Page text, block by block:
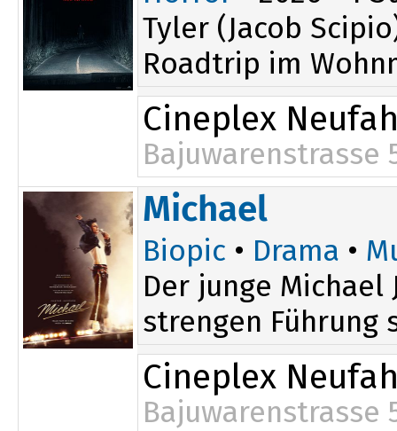
Tyler (Jacob
Roadtrip im
Cineplex
Bajuwarenstrasse
Michael
Biopic • Drama •
Der junge
strengen Führung
Cineplex
Bajuwarenstrasse